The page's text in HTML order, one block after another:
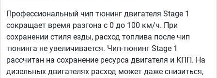
Профессиональный чип тюнинг двигателя Stage 1
сокращает время разгона с 0 до 100 км/ч. При
сохранении стиля езды, расход топлива после чип
тюнинга не увеличивается. Чип-тюнинг Stage 1
рассчитан на сохранение ресурса двигателя и КПП. На
дизельных двигателях расход может даже снизиться,